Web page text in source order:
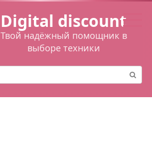
Digital discount
Твой надёжный помощник в
выборе техники